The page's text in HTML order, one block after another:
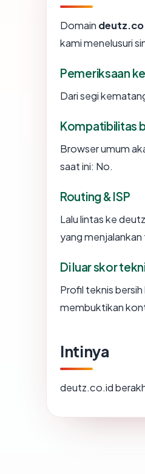
Domain
kami menelusuri
Pemeriksaan
Dari segi
Kompatibilitas
Browser umum
saat ini: No.
Routing & ISP
Lalu lintas ke
yang
Di luar skor
Profil teknis
membuktikan
Intinya
deutz.co.id